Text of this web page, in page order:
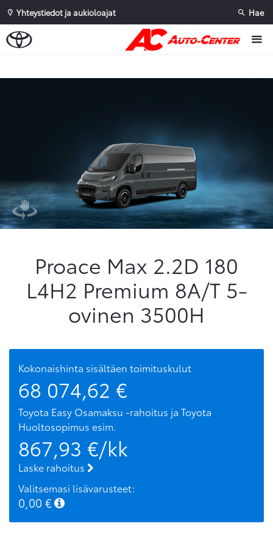
Yhteystiedot ja aukioloajat Hae
Proace Max 2.2D 180
L4H2 Premium 8A/T 5-
ovinen 3500H
Kokonaishinta sisältäen toimituskulut
68 074,62 €
Toyota Easy Osamaksu -rahoitus ja Toyota
Huoltosopimus esim.
867,93 €/kk
Laske rahoitus
Valitsemasi lisävarusteet:
0,00 €